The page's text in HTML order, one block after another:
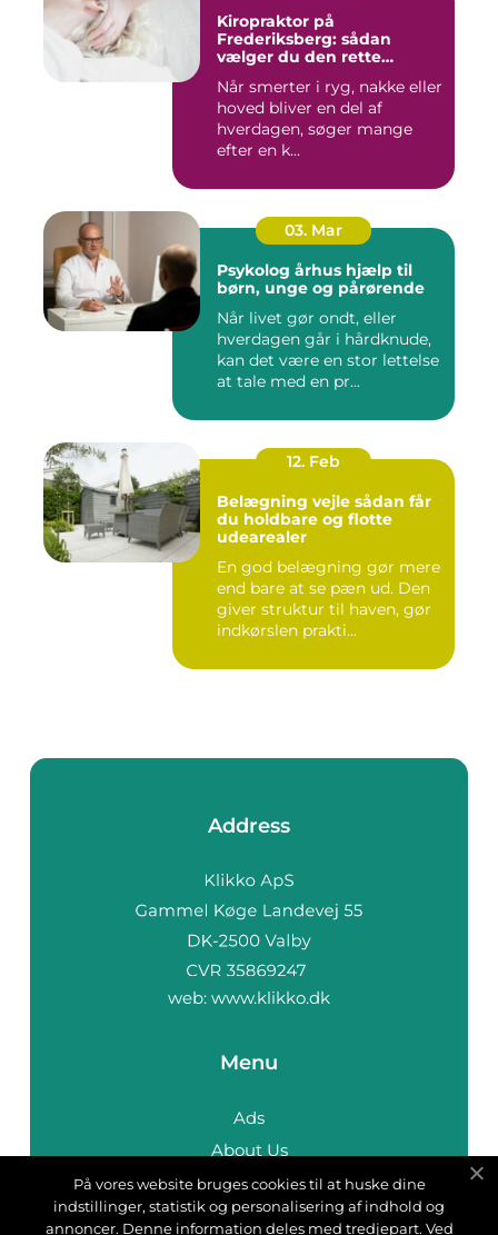
Kiropraktor på
Frederiksberg: sådan
vælger du den rette
Når smerter i ryg, nakke eller
hoved bliver en del af
hverdagen, søger mange
efter en k...
03. Mar
Psykolog århus hjælp til
børn, unge og pårørende
Når livet gør ondt, eller
hverdagen går i hårdknude,
kan det være en stor lettelse
at tale med en pr...
12. Feb
Belægning vejle sådan får
du holdbare og flotte
udearealer
En god belægning gør mere
end bare at se pæn ud. Den
giver struktur til haven, gør
indkørslen prakti...
Address
web: www.klikko.dk
Menu
Ads
About Us
Cookies
Contact
På vores website bruges cookies til at huske dine
indstillinger, statistik og personalisering af indhold og
annoncer. Denne information deles med tredjepart. Ved